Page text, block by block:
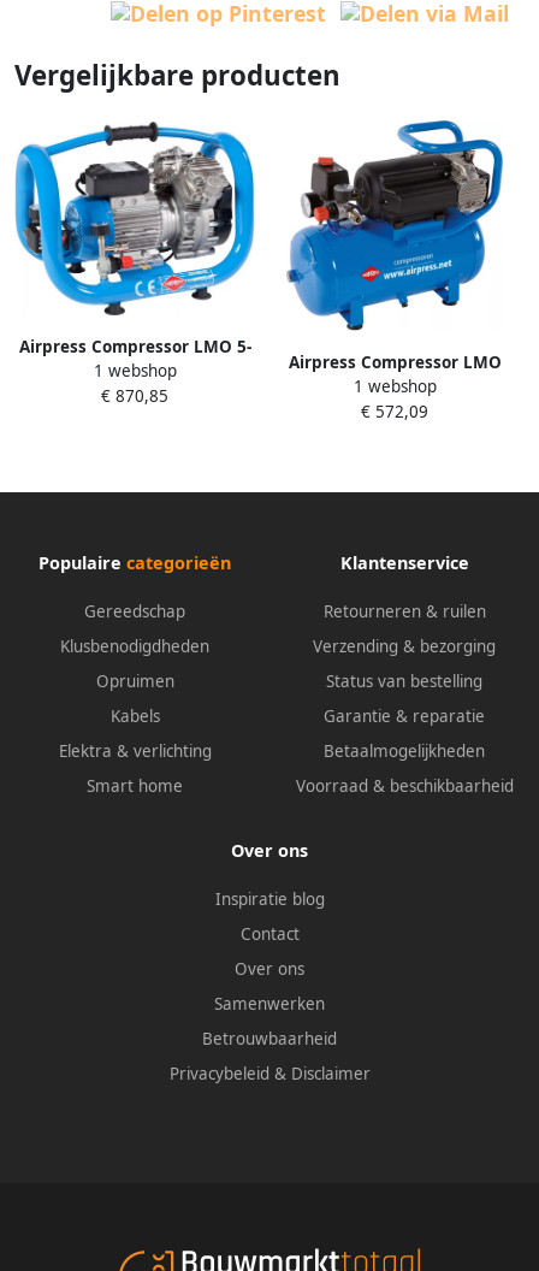
Vergelijkbare producten
Airpress Compressor LMO 5-
380 36576
1 webshop
€ 870,85
Airpress Compressor LMO
15-210 36750
1 webshop
€ 572,09
Populaire categorieën
Gereedschap
Klusbenodigdheden
Opruimen
Kabels
Elektra & verlichting
Smart home
Klantenservice
Retourneren & ruilen
Verzending & bezorging
Status van bestelling
Garantie & reparatie
Betaalmogelijkheden
Voorraad & beschikbaarheid
Over ons
Inspiratie blog
Contact
Over ons
Samenwerken
Betrouwbaarheid
Privacybeleid & Disclaimer